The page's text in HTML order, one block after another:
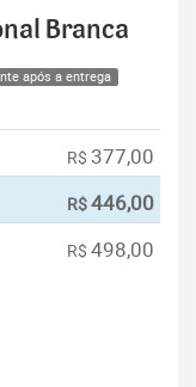
Branca
após a entrega
R$ 377,00
R$446,00
R$ 498,00